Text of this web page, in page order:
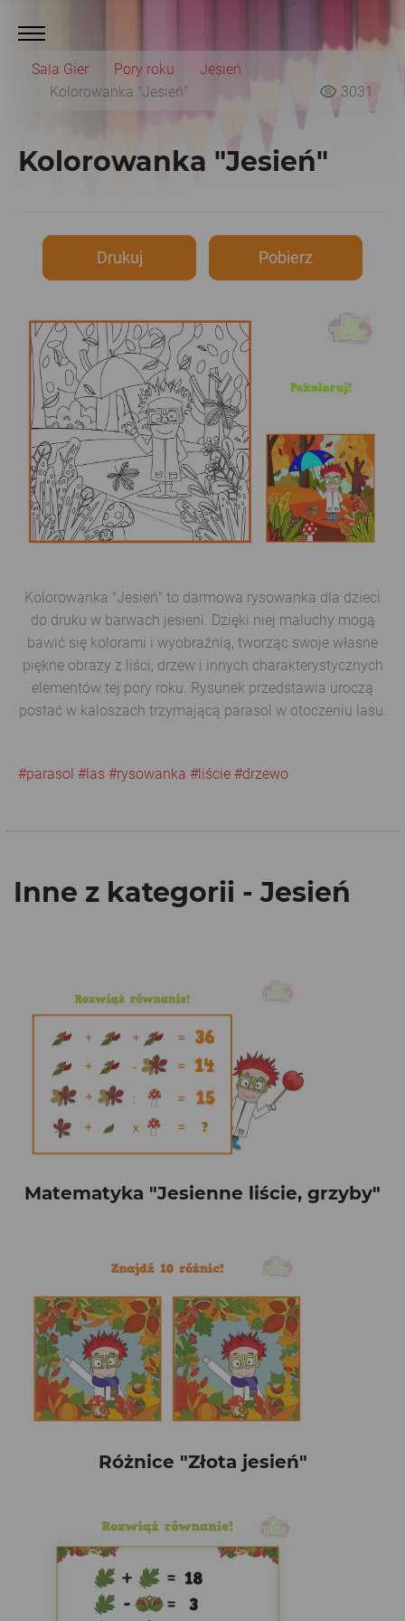
Sala Gier Pory roku
Jesień
Kolorowanka "Jesień"
3031
Kolorowanka "Jesień"
Drukuj Pobierz
Kolorowanka "Jesień" to darmowa rysowanka dla dzieci
do druku w barwach jesieni. Dzięki niej maluchy mogą
bawić się kolorami i wyobraźnią, tworząc swoje własne
piękne obrazy z liści, drzew i innych charakterystycznych
elementów tej pory roku. Rysunek przedstawia uroczą
postać w kaloszach trzymającą parasol w otoczeniu lasu.
#parasol #las #rysowanka #liście #drzewo
Inne z kategorii - Jesień
Matematyka "Jesienne liście, grzyby"
Różnice "Złota jesień"